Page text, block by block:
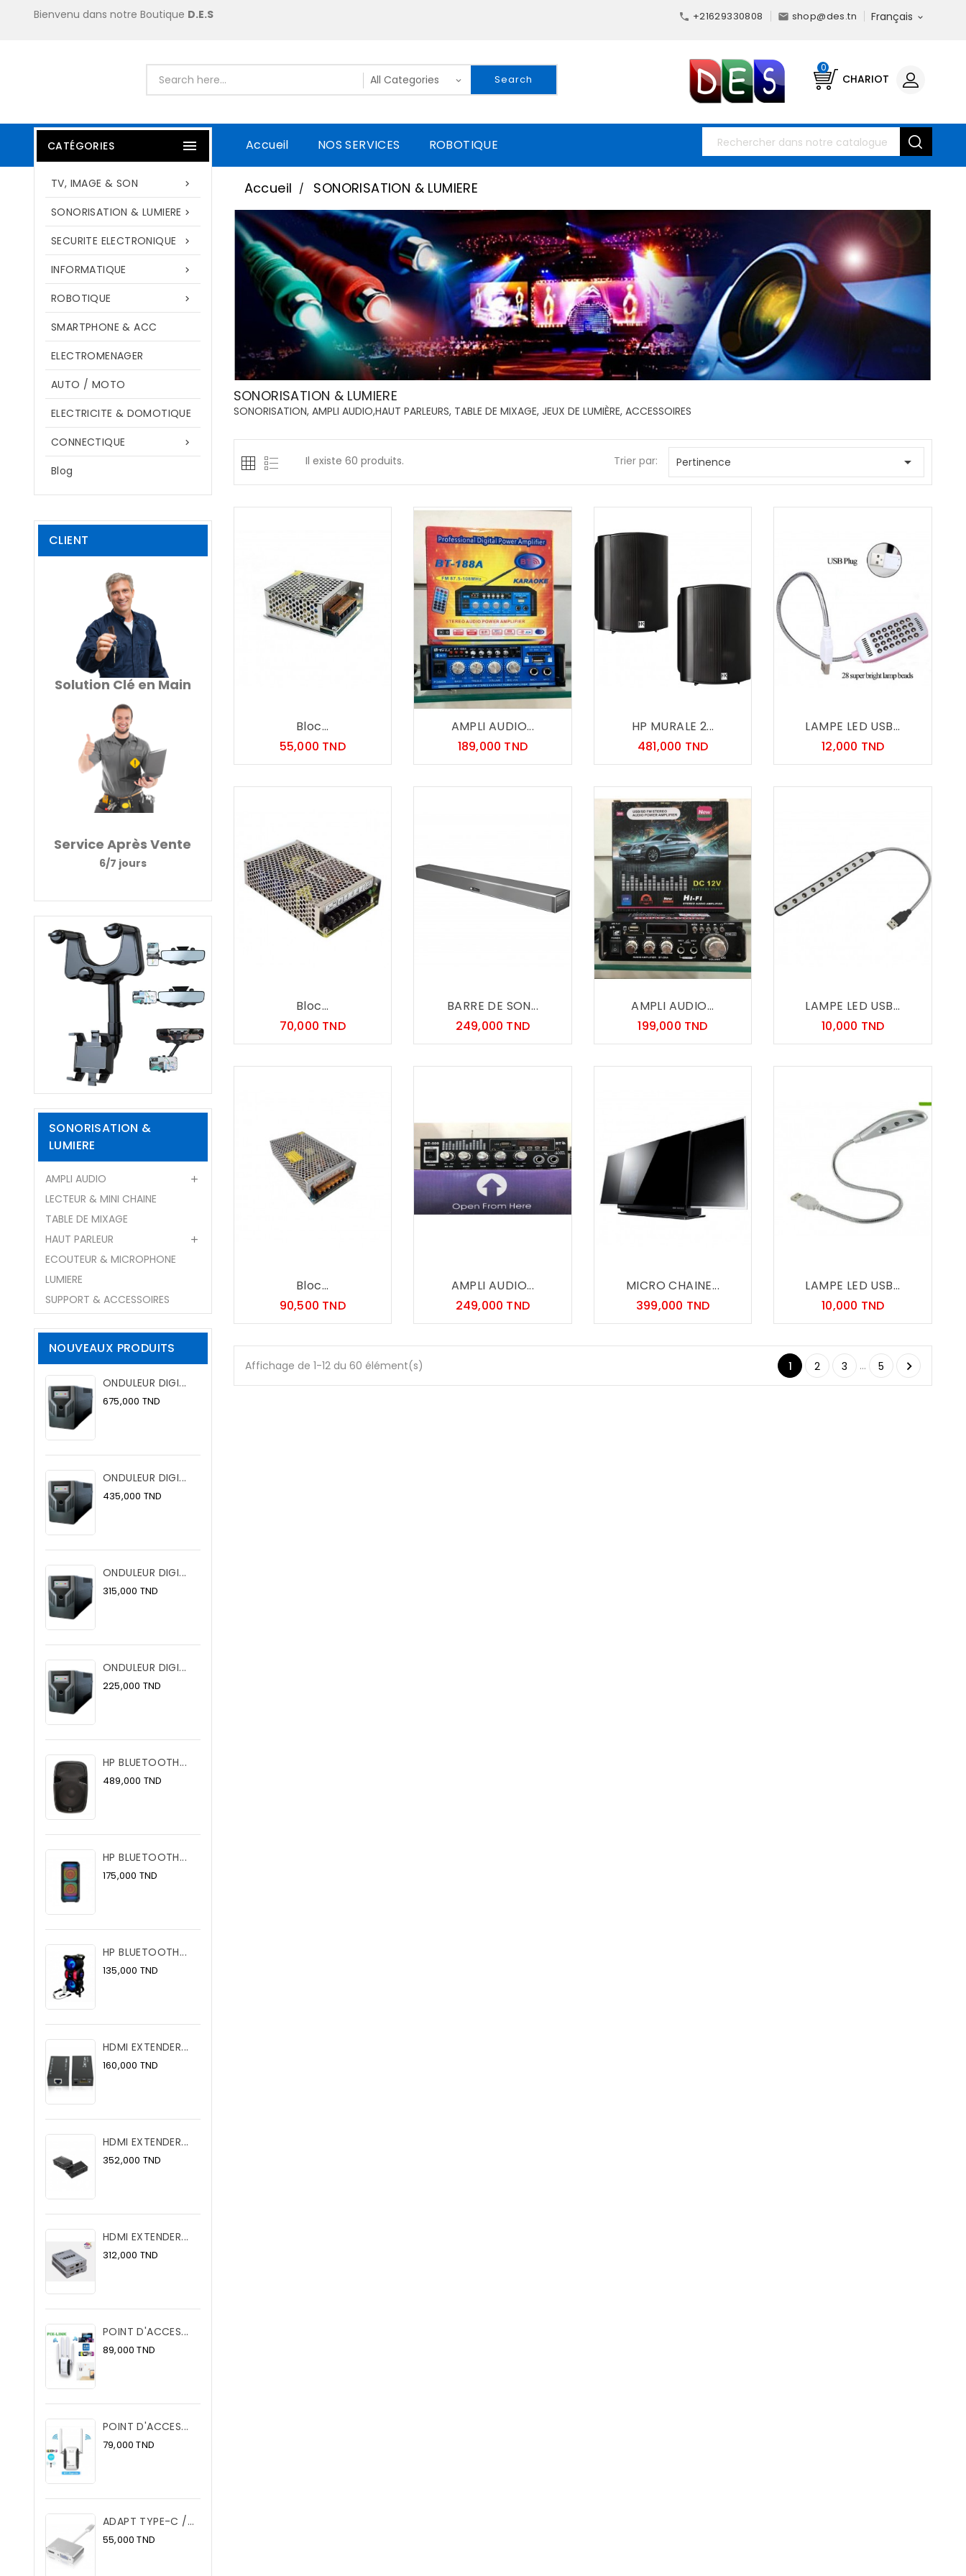
Bienvenu dans notre Boutique D.E.S Français 
 +21629330808  shop@des.tn
Search CHARIOT
0
Accueil NOS SERVICES ROBOTIQUE
CATÉGORIES 

TV, IMAGE & SON

SONORISATION & LUMIERE

SECURITE ELECTRONIQUE

INFORMATIQUE

ROBOTIQUE
SMARTPHONE & ACC
ELECTROMENAGER
AUTO / MOTO
ELECTRICITE & DOMOTIQUE

CONNECTIQUE
Blog
CLIENT
Solution Clé en Main
Service Après Vente
6/7 jours
SONORISATION &
LUMIERE
AMPLI AUDIO 
LECTEUR & MINI CHAINE
TABLE DE MIXAGE
HAUT PARLEUR

ECOUTEUR & MICROPHONE
LUMIERE
SUPPORT & ACCESSOIRES
NOUVEAUX PRODUITS
ONDULEUR DIGI...
675,000 TND
ONDULEUR DIGI...
435,000 TND
ONDULEUR DIGI...
315,000 TND
ONDULEUR DIGI...
225,000 TND
HP BLUETOOTH...
489,000 TND
HP BLUETOOTH...
175,000 TND
HP BLUETOOTH...
135,000 TND
HDMI EXTENDER...
160,000 TND
HDMI EXTENDER...
352,000 TND
HDMI EXTENDER...
312,000 TND
POINT D'ACCES...
89,000 TND
POINT D'ACCES...
79,000 TND
ADAPT TYPE-C /...
55,000 TND
Accueil SONORISATION & LUMIERE
SONORISATION & LUMIERE
SONORISATION, AMPLI AUDIO,HAUT PARLEURS, TABLE DE MIXAGE, JEUX DE LUMIÈRE, ACCESSOIRES
Il existe 60 produits. Trier par: Pertinence 
Bloc...
55,000 TNDPrix
AMPLI AUDIO...
189,000 TNDPrix
HP MURALE 2...
481,000 TNDPrix
LAMPE LED USB...
12,000 TNDPrix
Bloc...
70,000 TNDPrix
BARRE DE SON...
249,000 TNDPrix
AMPLI AUDIO...
199,000 TNDPrix
LAMPE LED USB...
10,000 TNDPrix
Bloc...
90,500 TNDPrix
AMPLI AUDIO...
249,000 TNDPrix
MICRO CHAINE...
399,000 TNDPrix
LAMPE LED USB...
10,000 TNDPrix
Affichage de 1-12 du 60 élément(s) 1 2 3 … 5 